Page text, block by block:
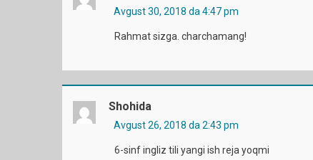
Avgust 30, 2018 da 4:47 pm
Rahmat sizga. charchamang!
Shohida
Avgust 26, 2018 da 2:43 pm
6-sinf ingliz tili yangi ish reja yoqmi